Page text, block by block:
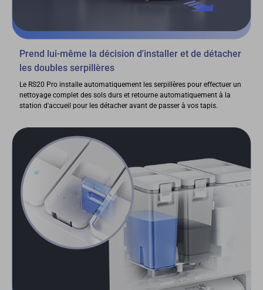
Prend lui-même la décision d'installer et de détacher
les doubles serpillères
Le RS20 Pro installe automatiquement les serpillères pour effectuer un
nettoyage complet des sols durs et retourne automatiquement à la
station d'accueil pour les détacher avant de passer à vos tapis.